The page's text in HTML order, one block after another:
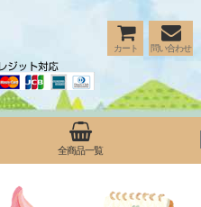
カート 問い合わせ
全商品一覧